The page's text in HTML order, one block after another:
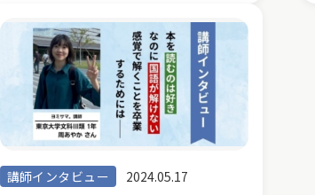
講師インタビュー 2024.05.17